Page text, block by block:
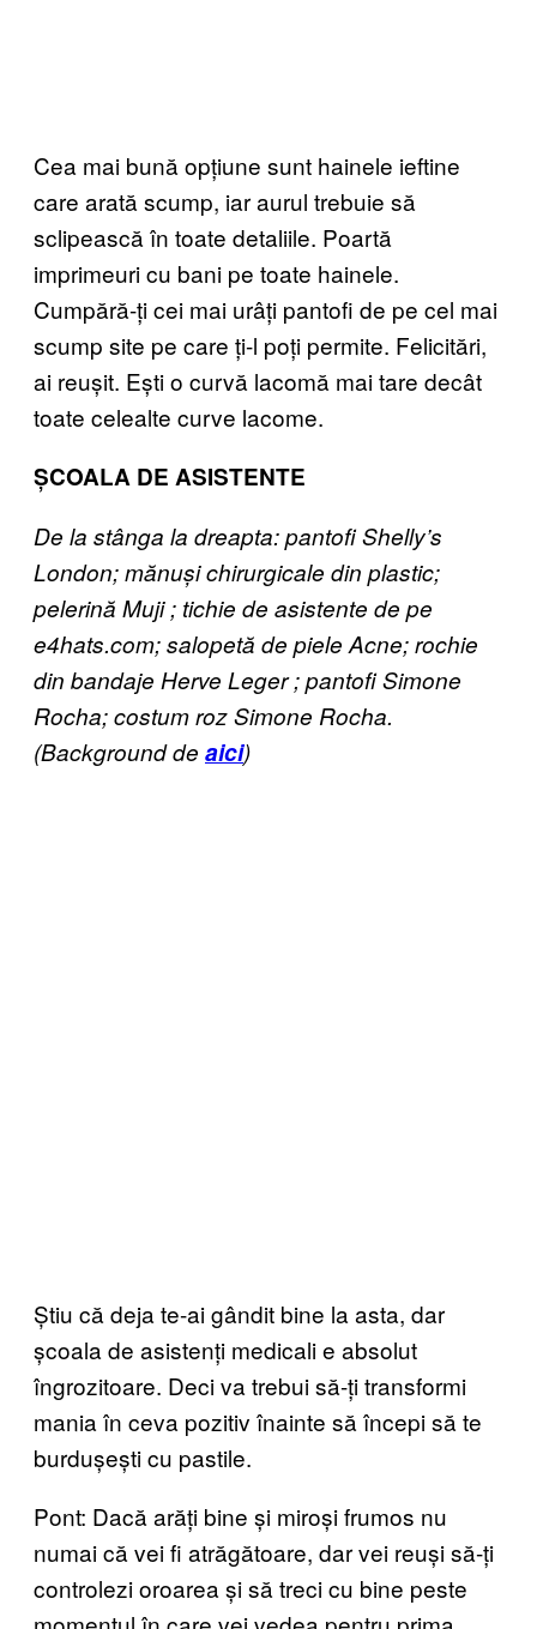
Cea mai bună opțiune sunt hainele ieftine
care arată scump, iar aurul trebuie să
sclipească în toate detaliile. Poartă
imprimeuri cu bani pe toate hainele.
Cumpără-ți cei mai urâți pantofi de pe cel mai
scump site pe care ți-l poți permite. Felicitări,
ai reușit. Ești o curvă lacomă mai tare decât
toate celealte curve lacome.
ȘCOALA DE ASISTENTE
De la stânga la dreapta: pantofi Shelly’s
London; mănuși chirurgicale din plastic;
pelerină Muji ; tichie de asistente de pe
e4hats.com; salopetă de piele Acne; rochie
din bandaje Herve Leger ; pantofi Simone
Rocha; costum roz Simone Rocha.
(Background de aici)
Știu că deja te-ai gândit bine la asta, dar
școala de asistenți medicali e absolut
îngrozitoare. Deci va trebui să-ți transformi
mania în ceva pozitiv înainte să începi să te
burdușești cu pastile.
Pont: Dacă arăți bine și miroși frumos nu
numai că vei fi atrăgătoare, dar vei reuși să-ți
controlezi oroarea și să treci cu bine peste